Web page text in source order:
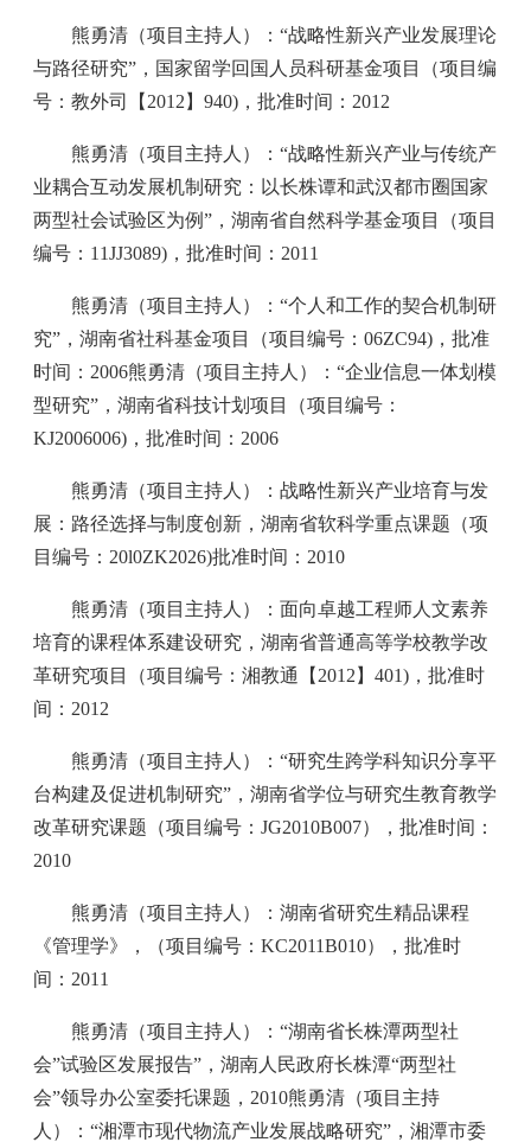
熊勇清（项目主持人）：“战略性新兴产业发展理论
与路径研究”，国家留学回国人员科研基金项目（项目编
号：教外司【2012】940)，批准时间：2012
熊勇清（项目主持人）：“战略性新兴产业与传统产
业耦合互动发展机制研究：以长株谭和武汉都市圈国家
两型社会试验区为例”，湖南省自然科学基金项目（项目
编号：11JJ3089)，批准时间：2011
熊勇清（项目主持人）：“个人和工作的契合机制研
究”，湖南省社科基金项目（项目编号：06ZC94)，批准
时间：2006熊勇清（项目主持人）：“企业信息一体划模
型研究”，湖南省科技计划项目（项目编号：
KJ2006006)，批准时间：2006
熊勇清（项目主持人）：战略性新兴产业培育与发
展：路径选择与制度创新，湖南省软科学重点课题（项
目编号：20l0ZK2026)批准时间：2010
熊勇清（项目主持人）：面向卓越工程师人文素养
培育的课程体系建设研究，湖南省普通高等学校教学改
革研究项目（项目编号：湘教通【2012】401)，批准时
间：2012
熊勇清（项目主持人）：“研究生跨学科知识分享平
台构建及促进机制研究”，湖南省学位与研究生教育教学
改革研究课题（项目编号：JG2010B007），批准时间：
2010
熊勇清（项目主持人）：湖南省研究生精品课程
《管理学》，（项目编号：KC2011B010），批准时
间：2011
熊勇清（项目主持人）：“湖南省长株潭两型社
会”试验区发展报告”，湖南人民政府长株潭“两型社
会”领导办公室委托课题，2010熊勇清（项目主持
人）：“湘潭市现代物流产业发展战略研究”，湘潭市委